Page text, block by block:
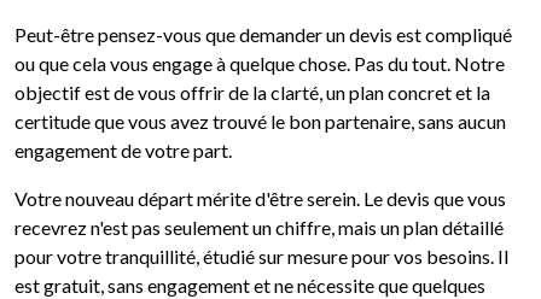
Peut-être pensez-vous que demander un devis est compliqué
ou que cela vous engage à quelque chose. Pas du tout. Notre
objectif est de vous offrir de la clarté, un plan concret et la
certitude que vous avez trouvé le bon partenaire, sans aucun
engagement de votre part.
Votre nouveau départ mérite d'être serein. Le devis que vous
recevrez n'est pas seulement un chiffre, mais un plan détaillé
pour votre tranquillité, étudié sur mesure pour vos besoins. Il
est gratuit, sans engagement et ne nécessite que quelques